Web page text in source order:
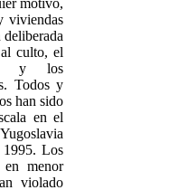
motivo,
viviendas
culto, el
y los
Todos y
han sido
en el
Los
menor
violado